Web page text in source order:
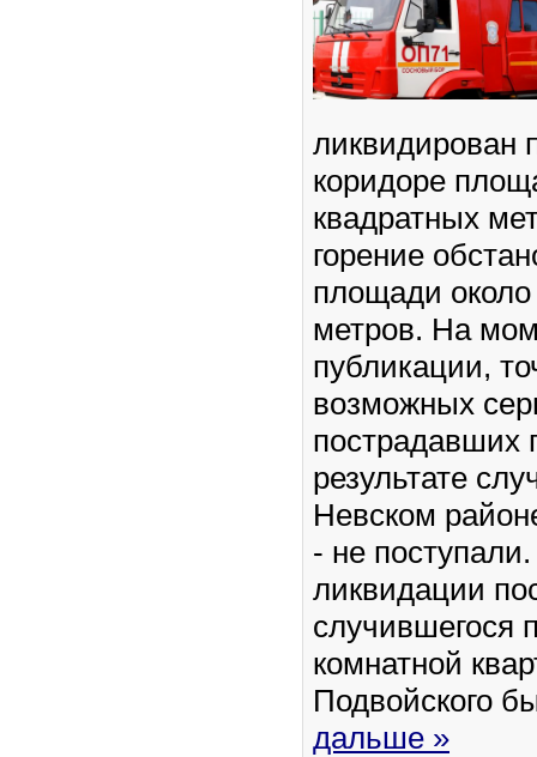
ликвидирован
коридоре
квадратных
горение
площади
метров. На
публикации,
возможных
пострадавших
результате
Невском
- не
ликвидации
случившегося
комнатной
Подвойского
дальше »